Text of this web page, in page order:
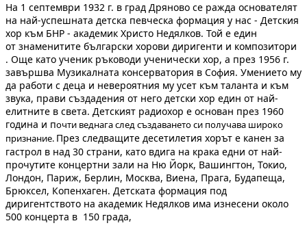
На 1 септември 1932 г. в град Дряново се ражда основателят
на най-успешната детска певческа формация у нас - Детския
хор към БНР - академик Христо Недялков. Той е един
от знаменитите български хорови диригенти и композитори
. Още като ученик ръководи ученически хор, а през 1956 г.
завършва Музикалната консерватория в София. Умението му
да работи с деца и невероятния му усет към таланта и към
звука, прави създадения от него детски хор един от най-
елитните в света. Детският радиохор е основан през 1960
година и почти веднага след създаването си получава широко
признание. През следващите десетилетия хорът е канен за
гастрол в над 30 страни, като вдига на крака едни от най-
прочутите концертни зали на Ню Йорк, Вашингтон, Токио,
Лондон, Париж, Берлин, Москва, Виена, Прага, Будапеща,
Брюксел, Копенхаген. Детската формация под
диригентството на академик Недялков има изнесени около
500 концерта в 150 града,